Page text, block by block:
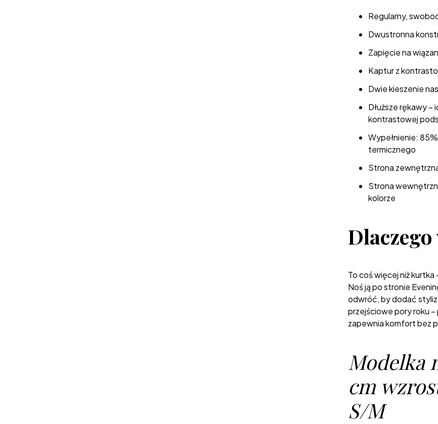
Regularny,
Dwustronna
Zapięcie na
Kaptur z
Dwie kieszenie
Dłuższe rękawy
kontrastowej
Wypełnienie:
termicznego
Strona
Strona
kolorze
To coś więcej niż kurtka
Noś ją po stronie
odwróć, by dodać
przejściowe pory roku –
zapewnia komfort bez
Modelka
cm
S/M